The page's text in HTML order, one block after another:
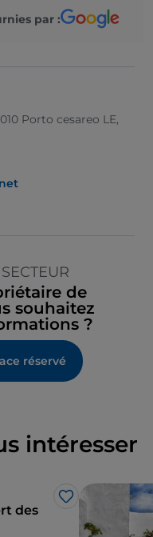
par :
Porto cesareo LE,
de
souhaitez
?
réservé
intéresser
J’aime
des